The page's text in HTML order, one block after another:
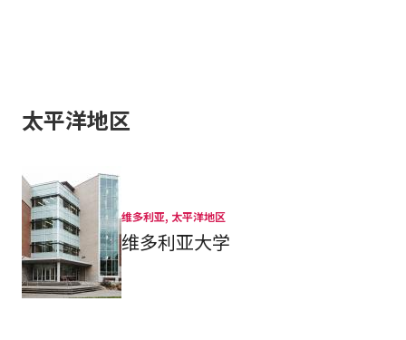
太平洋地区
维多利亚, 太平洋地区
维多利亚大学